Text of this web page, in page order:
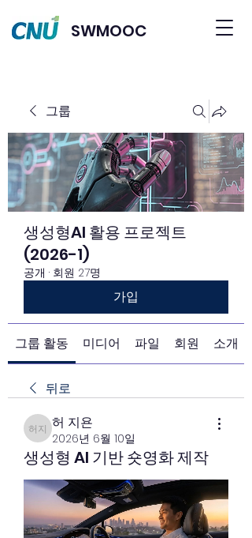
SWMOOC
그룹
생성형AI 활용 프로젝트
(2026-1)
공개 · 회원 27명
가입
그룹 활동 미디어 파일 회원 소개
뒤로
허 지욘
허 지욘
2026년 6월 10일
생성형 AI 기반 숏영화 제작